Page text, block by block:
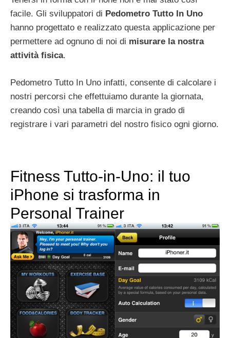
facile. Gli sviluppatori di Pedometro Tutto In Uno
hanno progettato e realizzato questa applicazione per
permettere ad ognuno di noi di misurare la nostra
attività fisica.
Pedometro Tutto In Uno infatti, consente di calcolare i
nostri percorsi che effettuiamo durante la giornata,
creando così una tabella di marcia in grado di
registrare i vari parametri del nostro fisico ogni giorno.
Fitness Tutto-in-Uno: il tuo
iPhone si trasforma in
Personal Trainer